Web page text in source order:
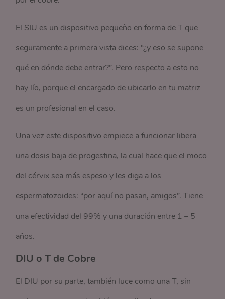
El SIU es un dispositivo pequeño en forma de T que
seguramente a primera vista dices: “¿y eso se supone
qué en dónde debe entrar?”. Pero respecto a esto no
hay lío, porque el encargado de ubicarlo en tu matriz
es un profesional en el caso.
Una vez este dispositivo empiece a funcionar libera
una dosis baja de progestina, la cual hace que el moco
del cérvix sea más espeso y les diga a los
espermatozoides: “por aquí no pasan, amigos”. Tiene
una efectividad del 99% y una duración entre 1 – 5
años.
DIU o T de Cobre
El DIU por su parte, también luce como una T, sin